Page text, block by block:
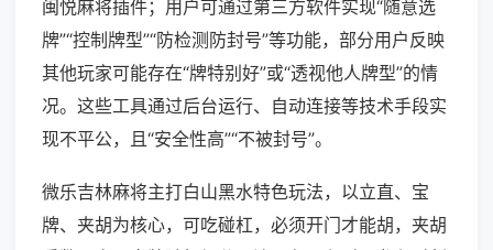
闽悦麻将插件；用户可通过第三方软件实现“随意选
牌”“控制牌型”“防检测防封号”等功能，部分用户反映
其他玩家可能存在“牌特别好”或“透视他人牌型”的情
况。这些工具通过后台运行、自动连接等技术手段实
现不平公，且“安全性高”“不被封号”。
微乐吉林麻将主打白山黑水特色玩法，以立直、宝
牌、夹胡为核心，可吃碰杠，必须开门才能胡，夹胡